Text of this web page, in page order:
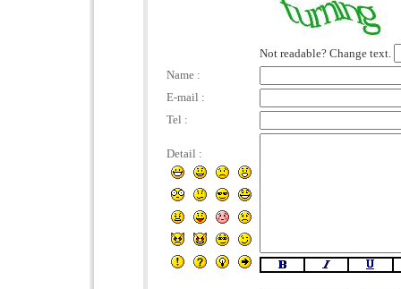
Not readable? Change text.
Name :
E-mail :
Tel :
Detail :